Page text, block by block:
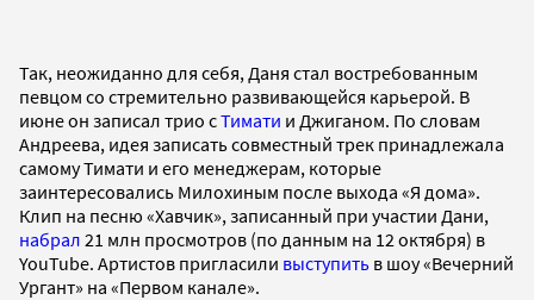
Так, неожиданно для себя, Даня стал востребованным
певцом со стремительно развивающейся карьерой. В
июне он записал трио сТимати и Джиганом. По словам
Андреева, идея записать совместный трек принадлежала
самому Тимати и его менеджерам, которые
заинтересовались Милохиным после выхода «Я дома».
Клип на песню «Хавчик», записанный при участии Дани,
набрал 21 млн просмотров (по данным на 12 октября) в
YouTube. Артистов пригласили выступить в шоу «Вечерний
Ургант» на «Первом канале».